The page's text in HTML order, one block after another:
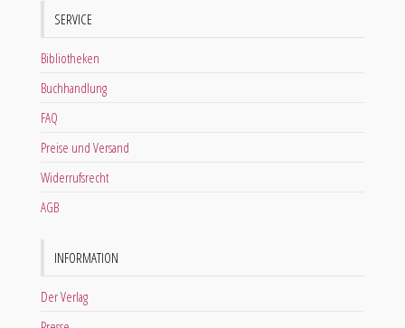
SERVICE
Bibliotheken
Buchhandlung
FAQ
Preise und Versand
Widerrufsrecht
AGB
INFORMATION
Der Verlag